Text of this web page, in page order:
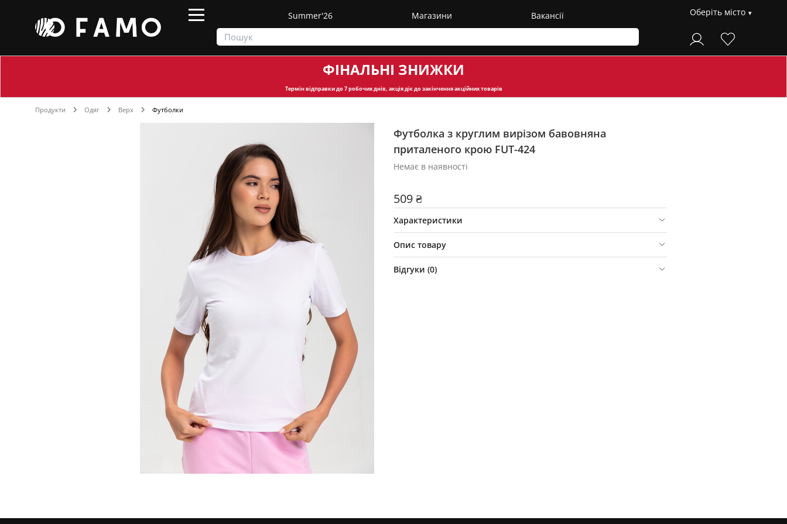
Summer'26 Магазини Вакансії Оберіть місто
ФІНАЛЬНІ ЗНИЖКИ
Термін відправкидо 7 робочих днів, акція діє до закінчення акційних товарів
Продукти Одяг Верх Футболки
Футболка з круглим вирізом бавовняна
приталеного крою FUT-424
Немає в наявності
509 ₴
Характеристики
Опис товару
Відгуки (0)